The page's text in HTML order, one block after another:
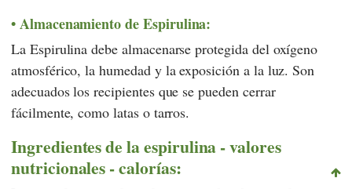
Almacenamiento de Espirulina:
La Espirulina debe almacenarse protegida del oxígeno
atmosférico, la humedad y la exposición a la luz. Son
adecuados los recipientes que se pueden cerrar
fácilmente, como latas o tarros.
Ingredientes de la espirulina - valores
nutricionales - calorías: